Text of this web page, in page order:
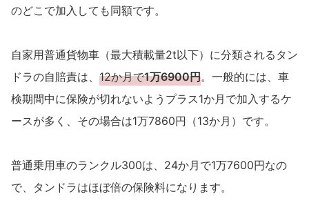
のどこで加入しても同額です。
自家用普通貨物車（最大積載量2t以下）に分類されるタン
ドラの自賠責は、 12か月で1万6900円。一般的には、車
検期間中に保険が切れないようプラス1か月で加入するケ
ースが多く、その場合は1万7860円（13か月）です。
普通乗用車のランクル300は、24か月で1万7600円なの
で、タンドラはほぼ倍の保険料になります。